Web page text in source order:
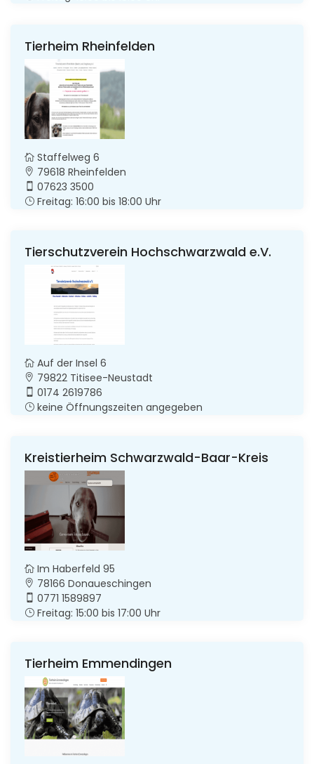
Tierheim Rheinfelden
Staffelweg 6
79618 Rheinfelden
07623 3500
Freitag: 16:00 bis 18:00 Uhr
Tierschutzverein Hochschwarzwald e.V.
Auf der Insel 6
79822 Titisee-Neustadt
0174 2619786
keine Öffnungszeiten angegeben
Kreistierheim Schwarzwald-Baar-Kreis
Im Haberfeld 95
78166 Donaueschingen
0771 1589897
Freitag: 15:00 bis 17:00 Uhr
Tierheim Emmendingen